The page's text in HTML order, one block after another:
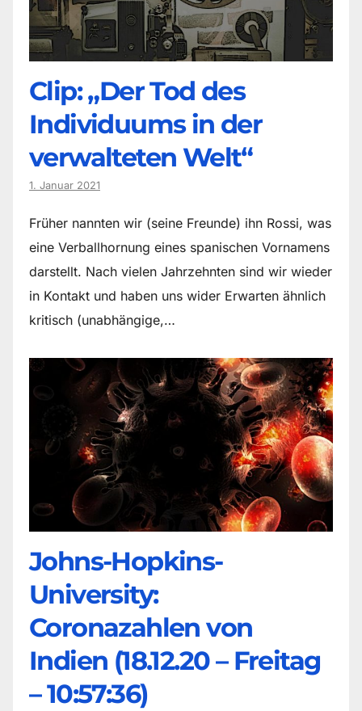
Clip: „Der Tod des
Individuums in der
verwalteten Welt“
1. Januar 2021
Früher nannten wir (seine Freunde) ihn Rossi, was
eine Verballhornung eines spanischen Vornamens
darstellt. Nach vielen Jahrzehnten sind wir wieder
in Kontakt und haben uns wider Erwarten ähnlich
kritisch (unabhängige,…
Johns-Hopkins-
University:
Coronazahlen von
Indien (18.12.20 – Freitag
– 10:57:36)